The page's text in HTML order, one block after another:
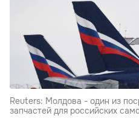
Reuters: Молдова - один из
запчастей для российских